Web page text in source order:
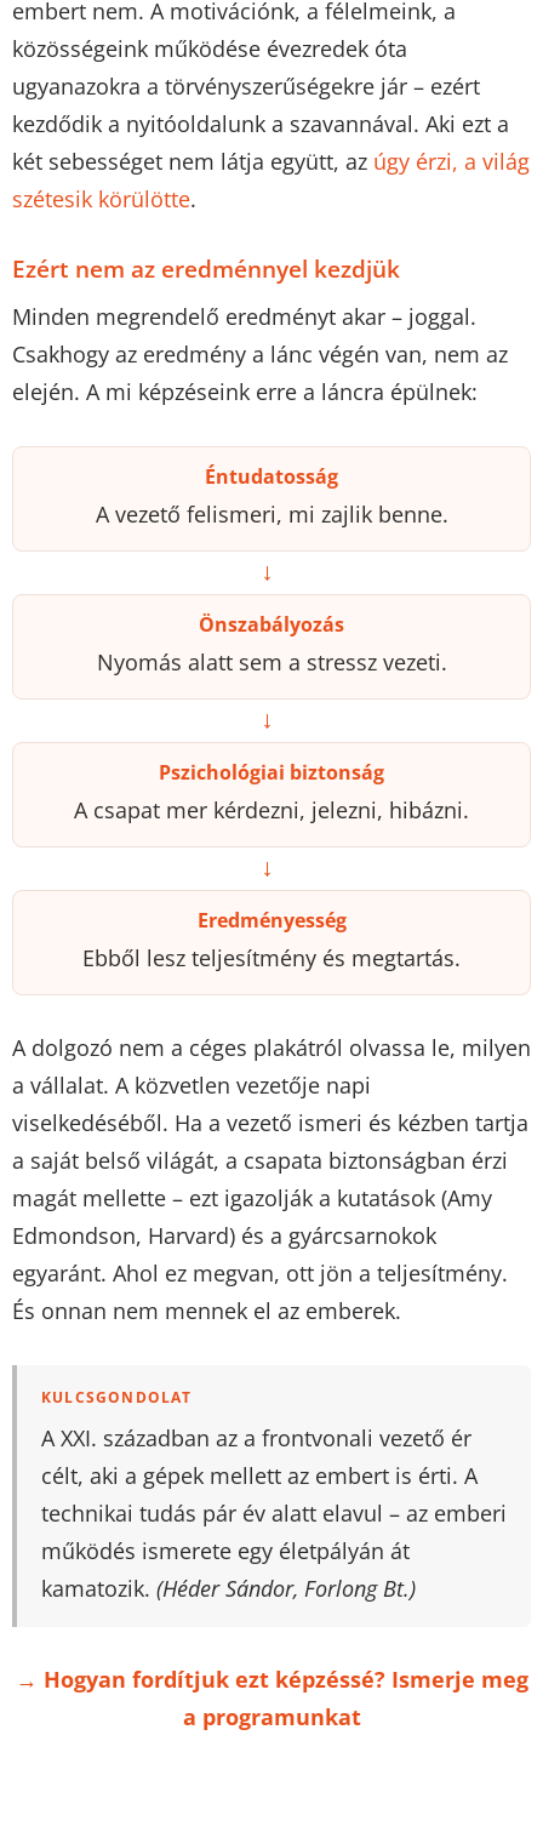
embert nem. A motivációnk, a félelmeink, a
közösségeink működése évezredek óta
ugyanazokra a törvényszerűségekre jár – ezért
kezdődik a nyitóoldalunk a szavannával. Aki ezt a
két sebességet nem látja együtt, az úgy érzi, a világ
szétesik körülötte.
Ezért nem az eredménnyel kezdjük
Minden megrendelő eredményt akar – joggal.
Csakhogy az eredmény a lánc végén van, nem az
elején. A mi képzéseink erre a láncra épülnek:
Éntudatosság
A vezető felismeri, mi zajlik benne.
→
Önszabályozás
Nyomás alatt sem a stressz vezeti.
→
Pszichológiai biztonság
A csapat mer kérdezni, jelezni, hibázni.
→
Eredményesség
Ebből lesz teljesítmény és megtartás.
A dolgozó nem a céges plakátról olvassa le, milyen
a vállalat. A közvetlen vezetője napi
viselkedéséből. Ha a vezető ismeri és kézben tartja
a saját belső világát, a csapata biztonságban érzi
magát mellette – ezt igazolják a kutatások (Amy
Edmondson, Harvard) és a gyárcsarnokok
egyaránt. Ahol ez megvan, ott jön a teljesítmény.
És onnan nem mennek el az emberek.
KULCSGONDOLAT
A XXI. században az a frontvonali vezető ér
célt, aki a gépek mellett az embert is érti. A
technikai tudás pár év alatt elavul – az emberi
működés ismerete egy életpályán át
kamatozik. (Héder Sándor, Forlong Bt.)
→ Hogyan fordítjuk ezt képzéssé? Ismerje meg
a programunkat